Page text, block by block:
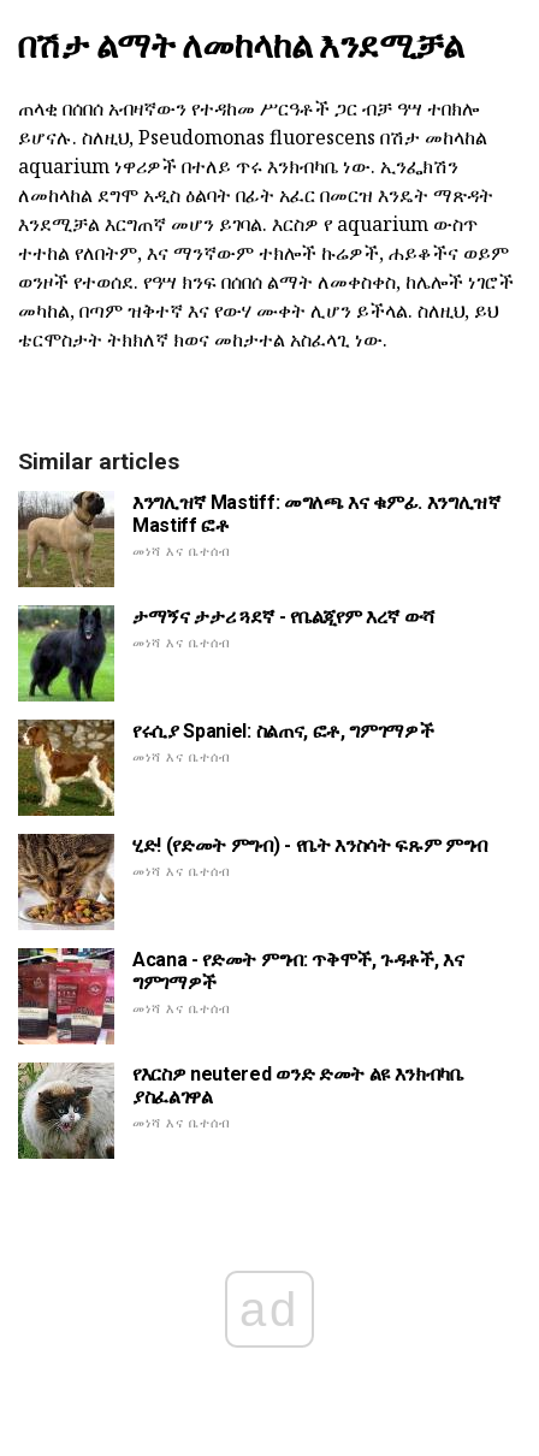
በሽታ ልማት ለመከላከል እንደሚቻል
ጠላቂ በሰበሰ አብዛኛውን የተዳከመ ሥርዓቶች ጋር ብቻ ዓሣ ተበክሎ
ይሆናሉ. ስለዚህ, Pseudomonas fluorescens በሽታ መከላከል
aquarium ነዋሪዎች በተለይ ጥሩ እንክብካቤ ነው. ኢንፌክሽን
ለመከላከል ደግሞ አዲስ ዕልባት በፊት አፈር በመርዝ እንዴት ማጽዳት
እንደሚቻል እርግጠኛ መሆን ይገባል. እርስዎ የ aquarium ውስጥ
ተተከል የለበትም, እና ማንኛውም ተክሎች ኩሬዎች, ሐይቆችና ወይም
ወንዞች የተወሰደ. የዓሣ ክንፍ በሰበሰ ልማት ለመቀስቀስ, ከሌሎች ነገሮች
መካከል, በጣም ዝቅተኛ እና የውሃ ሙቀት ሊሆን ይችላል. ስለዚህ, ይህ
ቴርሞስታት ትክክለኛ ክወና መከታተል አስፈላጊ ነው.
Similar articles
እንግሊዝኛ Mastiff: መግለጫ እና ቁምፊ. እንግሊዝኛ
Mastiff ፎቶ
መነሻ እና ቤተሰብ
ታማኝና ታታሪ ጓደኛ - የቤልጂየም እረኛ ውሻ
መነሻ እና ቤተሰብ
የሩሲያ Spaniel: ስልጠና, ፎቶ, ግምገማዎች
መነሻ እና ቤተሰብ
ሂድ! (የድመት ምግብ) - የቤት እንስሳት ፍጹም ምግብ
መነሻ እና ቤተሰብ
Acana - የድመት ምግብ: ጥቅሞች, ጉዳቶች, እና
ግምገማዎች
መነሻ እና ቤተሰብ
የእርስዎ neutered ወንድ ድመት ልዩ እንክብካቤ
ያስፈልገዋል
መነሻ እና ቤተሰብ
ad